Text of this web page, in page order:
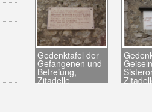
Gedenktafel der
Gefangenen und
Befreiung,
Zitadelle